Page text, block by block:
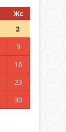
Жс
2
9
16
23
30